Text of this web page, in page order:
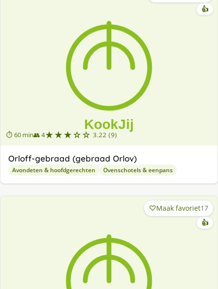
⏱ 60 min👥 4★★★☆☆ 3.22 (9)
👍
Orloff-gebraad (gebraad Orlov)
Avondeten & hoofdgerechten Ovenschotels & eenpans
Maak favoriet17
👍